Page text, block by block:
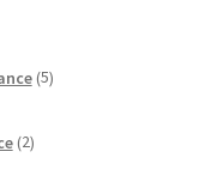
5izdelkov
2izdelka